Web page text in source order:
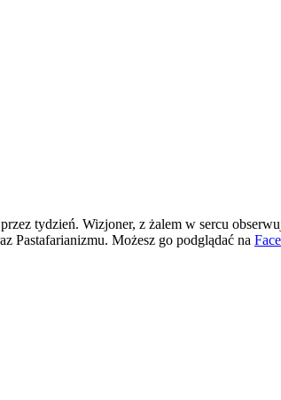
tydzień. Wizjoner, z żalem w sercu
Pastafarianizmu. Możesz go podglądać na